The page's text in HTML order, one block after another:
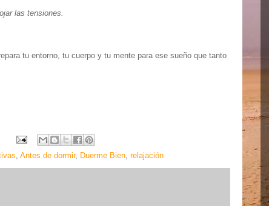
las tensiones.
tu entorno, tu cuerpo y tu mente para ese sueño que tanto
, Antes de dormir, Duerme Bien, relajación